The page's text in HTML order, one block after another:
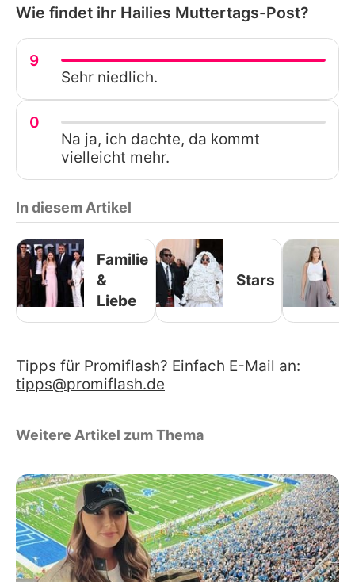
Wie findet ihr Hailies Muttertags-Post?
9
Sehr niedlich.
0
Na ja, ich dachte, da kommt
vielleicht mehr.
In diesem Artikel
Familie
&
Liebe
Stars
Tipps für Promiflash? Einfach E-Mail an:
tipps@promiflash.de
Weitere Artikel zum Thema